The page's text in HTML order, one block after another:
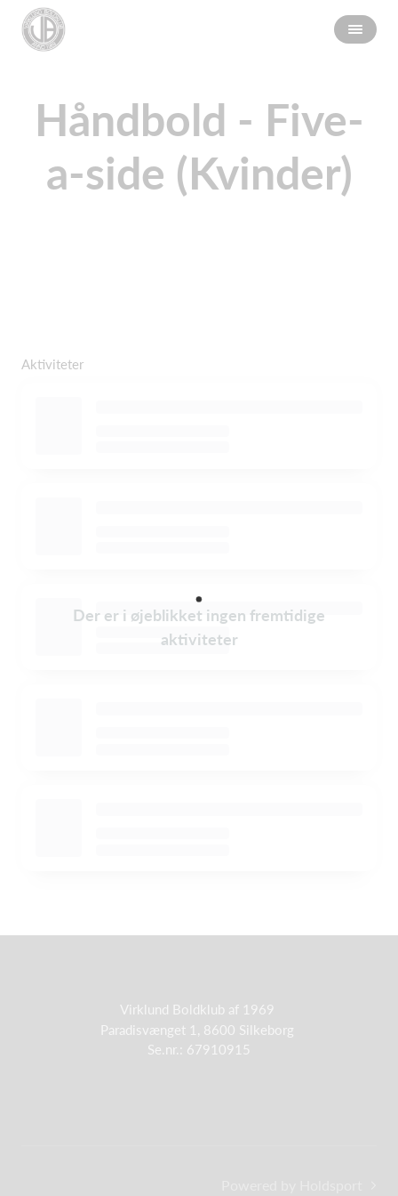
Håndbold - Five-
a-side (Kvinder)
Aktiviteter
Der er i øjeblikket ingen fremtidige
aktiviteter
Virklund Boldklub af 1969
Paradisvænget 1, 8600 Silkeborg
Se.nr.: 67910915